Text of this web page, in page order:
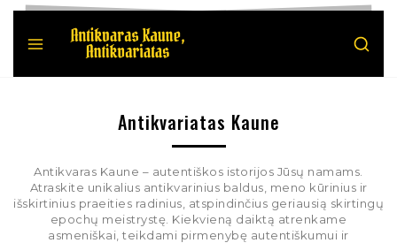
Antikvariatas Kaune
Antikvaras Kaune – autentiškos istorijos Jūsų namams.
Atraskite unikalius antikvarinius baldus, meno kūrinius ir
išskirtinius praeities radinius, atspindinčius geriausią skirtingų
epochų meistrystę. Kiekvieną daiktą atrenkame
asmeniškai, teikdami pirmenybę autentiškumui ir